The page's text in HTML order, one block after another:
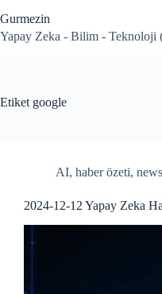
to
content
Gurmezin
Yapay Zeka - Bilim - Teknoloji
Etiket google
AI, haber özeti,
2024-12-12 Yapay Zeka